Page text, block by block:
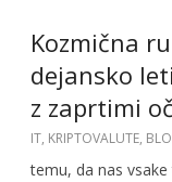
Kozmična
dejansko
z zaprtimi
IT, KRIPTOVALUTE,
temu, da nas